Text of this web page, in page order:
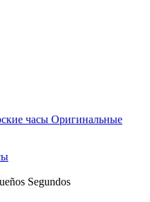
часы Оригинальные
Segundos